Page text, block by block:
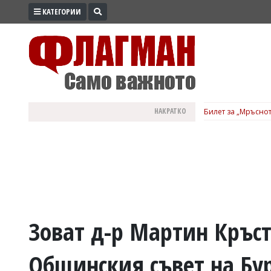
ПРОМО
ВОЙНАТА
КАТЕГОРИИ
НАКРАТКО Билет за
Зоват д-р Мартин